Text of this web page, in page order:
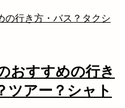
おすすめの行き
ツアー？シャト